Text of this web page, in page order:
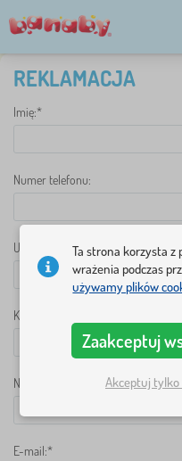
REKLAMACJA
Imię:*
Numer telefonu:
Ulica i numer domu:*
Kod pocztowy:*
Nazwisko:*
E-mail:*
Ta strona korzysta z
wrażenia podczas
używamy plików
Zaakceptuj
Akceptuj tylko